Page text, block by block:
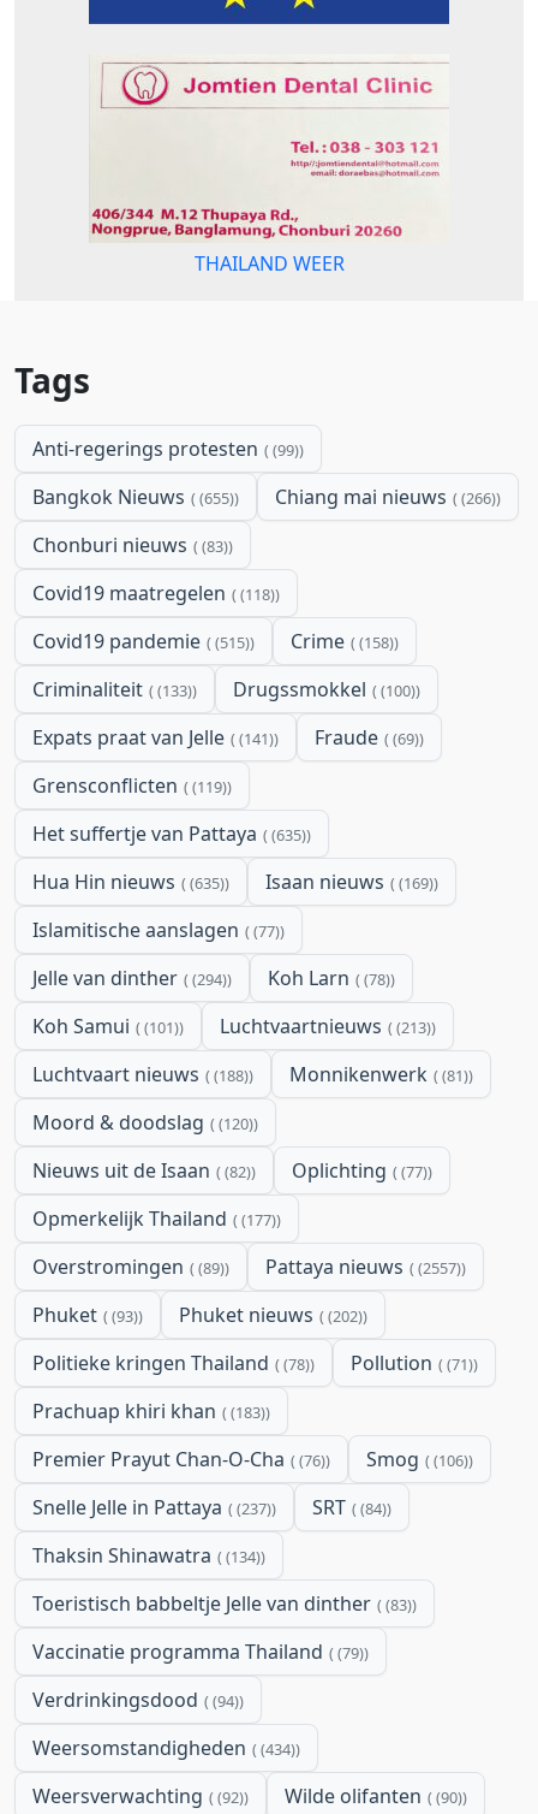
THAILAND WEER
Tags
Anti-regerings protesten (99)
Bangkok Nieuws (655) Chiang mai nieuws (266)
Chonburi nieuws (83)
Covid19 maatregelen (118)
Covid19 pandemie (515) Crime (158)
Criminaliteit (133) Drugssmokkel (100)
Expats praat van Jelle (141) Fraude (69)
Grensconflicten (119)
Het suffertje van Pattaya (635)
Hua Hin nieuws (635) Isaan nieuws (169)
Islamitische aanslagen (77)
Jelle van dinther (294) Koh Larn (78)
Koh Samui (101) Luchtvaartnieuws (213)
Luchtvaart nieuws (188) Monnikenwerk (81)
Moord & doodslag (120)
Nieuws uit de Isaan (82) Oplichting (77)
Opmerkelijk Thailand (177)
Overstromingen (89) Pattaya nieuws (2557)
Phuket (93) Phuket nieuws (202)
Politieke kringen Thailand (78) Pollution (71)
Prachuap khiri khan (183)
Premier Prayut Chan-O-Cha (76) Smog (106)
Snelle Jelle in Pattaya (237) SRT (84)
Thaksin Shinawatra (134)
Toeristisch babbeltje Jelle van dinther (83)
Vaccinatie programma Thailand (79)
Verdrinkingsdood (94)
Weersomstandigheden (434)
Weersverwachting (92) Wilde olifanten (90)